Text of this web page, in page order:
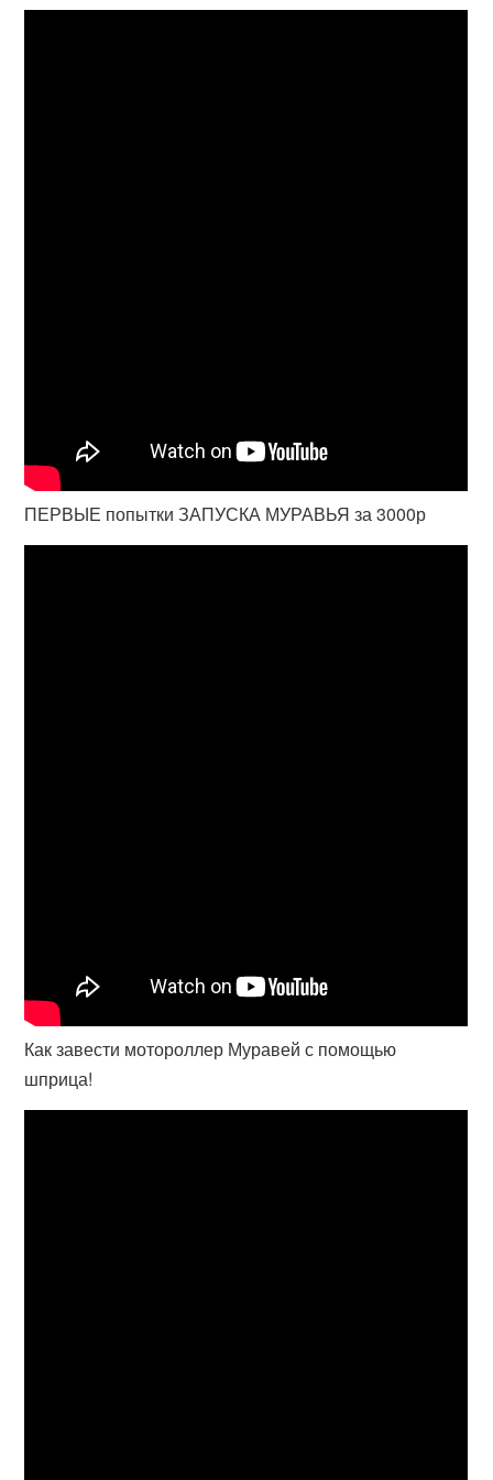
ПЕРВЫЕ попытки ЗАПУСКА МУРАВЬЯ за 3000р
Как завести мотороллер Муравей с помощью
шприца!